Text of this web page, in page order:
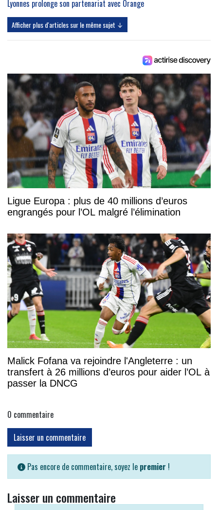
Lyonnes prolonge son partenariat avec Orange
Afficher plus d'articles sur le même sujet ↓
Ligue Europa : plus de 40 millions d’euros
engrangés pour l’OL malgré l’élimination
Malick Fofana va rejoindre l'Angleterre : un
transfert à 26 millions d’euros pour aider l’OL à
passer la DNCG
0 commentaire
Laisser un commentaire
Pas encore de commentaire, soyez le premier !
Laisser un commentaire